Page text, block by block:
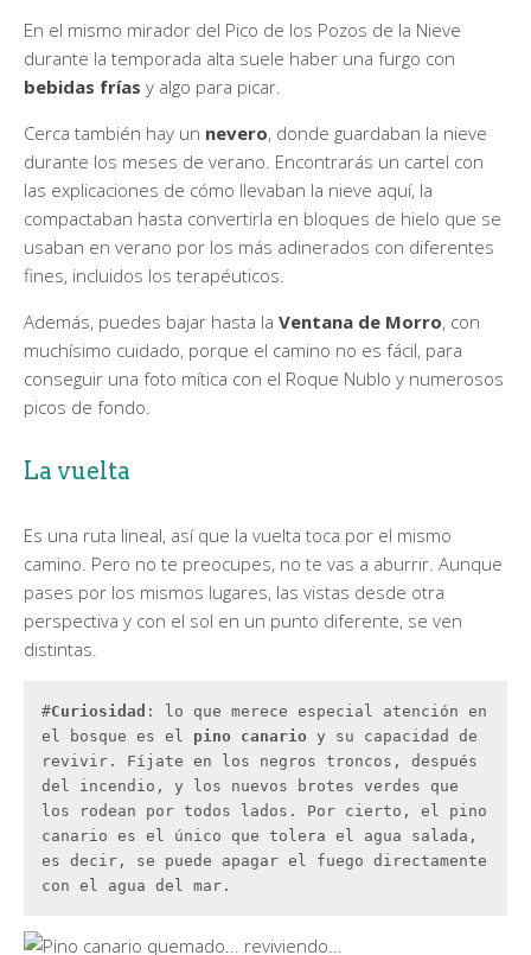
En el mismo mirador del Pico de los Pozos de la Nieve
durante la temporada alta suele haber una furgo con
bebidas frías y algo para picar.
Cerca también hay un nevero, donde guardaban la nieve
durante los meses de verano. Encontrarás un cartel con
las explicaciones de cómo llevaban la nieve aquí, la
compactaban hasta convertirla en bloques de hielo que se
usaban en verano por los más adinerados con diferentes
fines, incluidos los terapéuticos.
Además, puedes bajar hasta la Ventana de Morro, con
muchísimo cuidado, porque el camino no es fácil, para
conseguir una foto mítica con el Roque Nublo y numerosos
picos de fondo.
La vuelta
Es una ruta lineal, así que la vuelta toca por el mismo
camino. Pero no te preocupes, no te vas a aburrir. Aunque
pases por los mismos lugares, las vistas desde otra
perspectiva y con el sol en un punto diferente, se ven
distintas.
#Curiosidad : lo que merece especial atención en
el bosque es el pino canario y su capacidad de
revivir. Fíjate en los negros troncos, después
del incendio, y los nuevos brotes verdes que
los rodean por todos lados. Por cierto, el pino
canario es el único que tolera el agua salada,
es decir, se puede apagar el fuego directamente
con el agua del mar.